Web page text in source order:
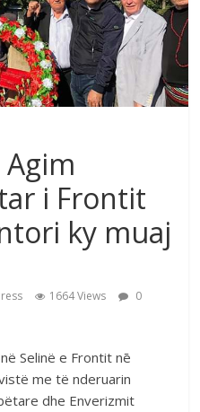
i Frontit
ky muaj
1664 Views
0
Selinë e Frontit nē
me të nderuarin
dhe Enverizmit